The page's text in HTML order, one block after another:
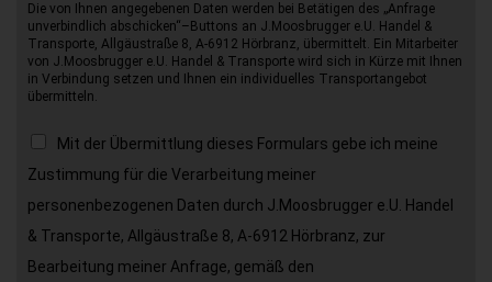
Die von Ihnen angegebenen Daten werden bei Betätigen des „Anfrage
unverbindlich abschicken“–Buttons an J.Moosbrugger e.U. Handel &
Transporte, Allgäustraße 8, A-6912 Hörbranz, übermittelt. Ein Mitarbeiter
von J.Moosbrugger e.U. Handel & Transporte wird sich in Kürze mit Ihnen
in Verbindung setzen und Ihnen ein individuelles Transportangebot
übermitteln.
Mit der Übermittlung dieses Formulars gebe ich meine
Zustimmung für die Verarbeitung meiner
personenbezogenen Daten durch J.Moosbrugger e.U. Handel
& Transporte, Allgäustraße 8, A-6912 Hörbranz, zur
Bearbeitung meiner Anfrage, gemäß den